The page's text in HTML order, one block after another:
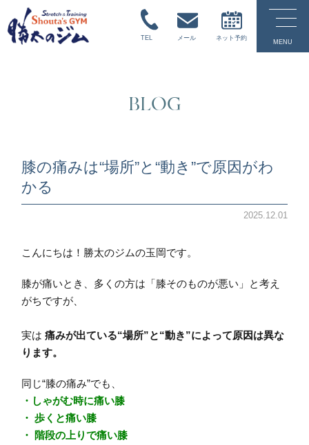
TEL メール ネット予約
MENU
BLOG
膝の痛みは“場所”と“動き”で原因がわ
かる
2025.12.01
こんにちは！勝太のジムの玉岡です。
膝が痛いとき、多くの方は「膝そのものが悪い」と考え
がちですが、
実は痛みが出ている“場所”と“動き”によって原因は異な
ります。
同じ“膝の痛み”でも、
・しゃがむ時に痛い膝
・ 歩くと痛い膝
・ 階段の上りで痛い膝